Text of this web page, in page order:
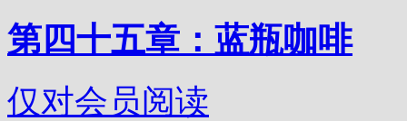
第四十五章：蓝瓶咖啡
仅对会员阅读